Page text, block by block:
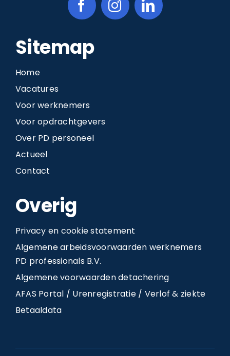
Sitemap
Home
Vacatures
Voor werknemers
Voor opdrachtgevers
Over PD personeel
Actueel
Contact
Overig
Privacy en cookie statement
Algemene arbeidsvoorwaarden werknemers
PD professionals B.V.
Algemene voorwaarden detachering
AFAS Portal / Urenregistratie / Verlof & ziekte
Betaaldata